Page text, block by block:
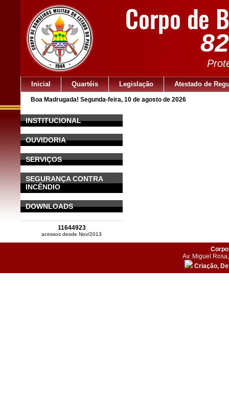
Inicial Quartéis Legislação Atestado de
Boa Madrugada! Segunda-feira, 10 de agosto de 2026
INSTITUCIONAL
OUVIDORIA
SERVIÇOS
SEGURANÇA CONTRA
INCÊNDIO
DOWNLOADS
11644923
acessos desde Nov/2013
Av. Miguel
Criação,